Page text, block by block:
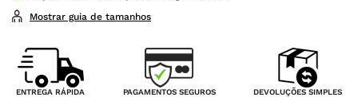
Mostrar guia de tamanhos
ENTREGA RÁPIDA PAGAMENTOS SEGUROS DEVOLUÇÕES SIMPLES